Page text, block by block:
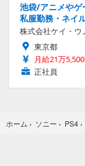
池袋/アニメやゲ
私服勤務・ネイ
株式会社ケイ・ウ
東京都
月給21万
正社員
ホーム › ソニー › PS4 ›